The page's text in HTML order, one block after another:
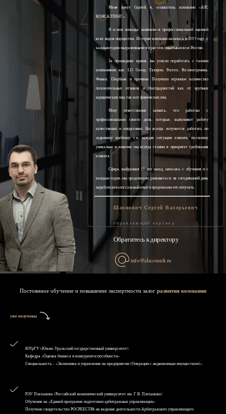
Меня зовут Сергей, я, основатель компании «АЛС
КОНСАЛТИНГ».
Я и моя команда занимаемся профессиональной оценкой
всех видов имущества. История компании началась в 2013 году, с
каждым годом мы развиваемся и растём, охватывая всю Россию.
За прошедшее время, мы успели поработать с такими
компаниями как: LG Group, Газпром, Ростех, Росэлектроника,
Финам, Сбербанк и прочими. Получили огромное количество
положительных отзывов и благодарностей как от крупных
юридических лиц, так и от физических лиц.
Могу ответственно заявить, что работаю с
профессионалами своего дела, которые, выполняют работу
качественно и оперативно. Ни всегда получается работать по
заданному шаблону, т.к. каждая ситуация клиента, по-своему
уникальна и конечно мы всегда ставим в приоритет требования
клиента.
Сфера, выбранная 15 лет назад, началась с обучения и с
каждым годом, мы продолжаем развиваться, на сегодняшний день
наработали колоссальный опыт и продолжаем его получать.
Шахнович Сергей Валерьевич
управляющий партнер
Обратитесь к директору
info@alsconsult.ru
Постоянное обучение и повышение экспертности залог развития компании
уже получены
ЮУрГУ (Южно-Уральский государственный университет)
Кафедра «Оценка бизнеса и конкурентоспособности»
Специальность - «Экономика и управление на предприятии (Операции с недвижимым имуществом)»
РЭУ Плеханова (Российский экономический университет им. Г.В. Плеханова)
Обучение на «Единой программе подготовки арбитражных управляющих»
Получено свидетельство РОСРЕЕСТРА на ведение деятельности Арбитражного управляющего